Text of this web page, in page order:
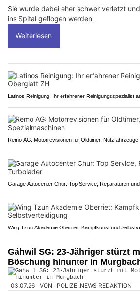
Sie wurde dabei eher schwer verletzt
ins Spital geflogen werden.
Weiterlesen
Latinos Reinigung: Ihr erfahrener Reinigungsspezialist
Remo AG: Motorrevisionen für Oldtimer, Nutzfahrzeuge
Garage Autocenter Chur: Top Service, Reparaturen
Wing Tzun Akademie Oberriet: Kampfkunst und
Gähwil SG: 23-Jähriger stürzt
Böschung hinunter in
03.07.26 VON POLIZEI.NEWS REDAKTION